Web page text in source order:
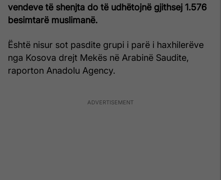
vendeve të shenjta do të udhëtojnë gjithsej 1.576
besimtarë muslimanë.
Është nisur sot pasdite grupi i parë i haxhilerëve
nga Kosova drejt Mekës në Arabinë Saudite,
raporton Anadolu Agency.